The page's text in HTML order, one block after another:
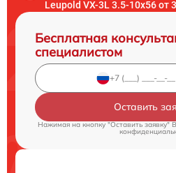
Leupold VX-3L 3.5-10x56 от
Бесплатная
специалистом
Оставить
Нажимая на кнопку "Оставить заявку"